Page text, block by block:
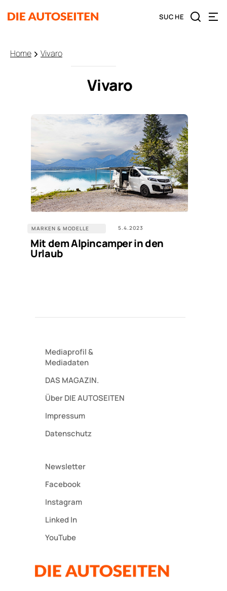
Home Vivaro
Vivaro
MARKEN & MODELLE 5.4.2023
Mit dem Alpincamper in den
Urlaub
Mediaprofil&
Mediadaten
DAS MAGAZIN.
Über DIE AUTOSEITEN
Impressum
Datenschutz
Newsletter
Facebook
Instagram
Linked In
YouTube